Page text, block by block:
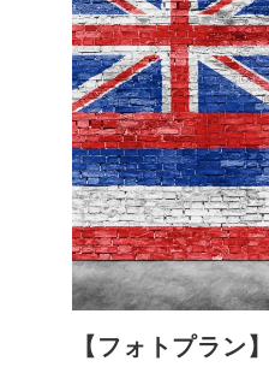
【フォトプラン